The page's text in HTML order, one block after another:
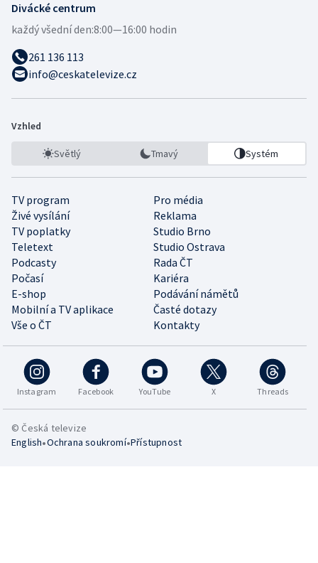
Divácké centrum
každý všední den:8:00—16:00 hodin
261 136 113
info@ceskatelevize.cz
Vzhled
Světlý Tmavý Systém
TV program
Pro média
Živé vysílání
Reklama
TV poplatky
Studio Brno
Teletext
Studio Ostrava
Podcasty
Rada ČT
Počasí
Kariéra
E-shop
Podávání námětů
Mobilní a TV aplikace
Časté dotazy
Vše o ČT
Kontakty
Instagram Facebook YouTube X Threads
© Česká televize
English•Ochrana soukromí•Přístupnost